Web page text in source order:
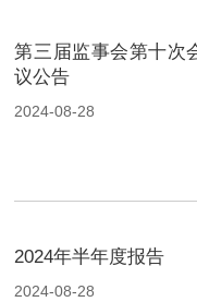
第三届监事会第十次
议公告
2024-08-28
2024年半年度报告
2024-08-28